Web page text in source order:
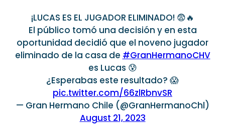
¡LUCAS ES EL JUGADOR ELIMINADO! 😨🔥
El público tomó una decisión y en esta
oportunidad decidió que el noveno jugador
eliminado de la casa de #GranHermanoCHV
es Lucas 😰
¿Esperabas este resultado? 😱
pic.twitter.com/66zlRbnvSR
— Gran Hermano Chile (@GranHermanoChl)
August 21, 2023